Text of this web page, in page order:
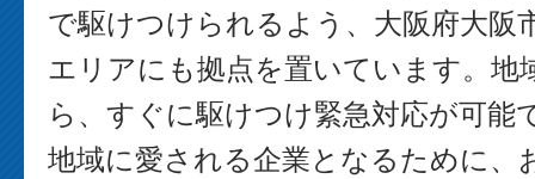
で駆けつけられるよう、大阪府大阪
エリアにも拠点を置いています。地
ら、すぐに駆けつけ緊急対応が可能
地域に愛される企業となるために、